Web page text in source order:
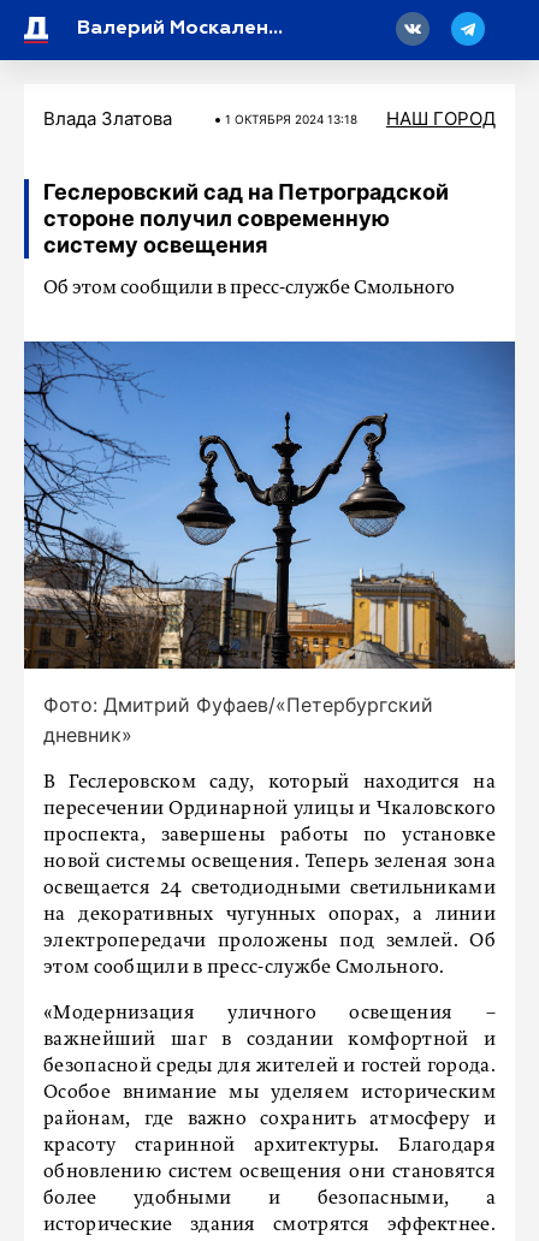
Валерий Москаленко обсудил с руководителем филиала фонда «Защитники Отечества» вопросы поддержки участников СВО
Влада Златова 1 ОКТЯБРЯ 2024 13:18 НАШ ГОРОД
Геслеровский сад на Петроградской
стороне получил современную
систему освещения
Об этом сообщили в пресс-службе Смольного
Фото: Дмитрий Фуфаев/«Петербургский
дневник»
В Геслеровском саду, который находится на
пересечении Ординарной улицы и Чкаловского
проспекта, завершены работы по установке
новой системы освещения. Теперь зеленая зона
освещается 24 светодиодными светильниками
на декоративных чугунных опорах, а линии
электропередачи проложены под землей. Об
этом сообщили в пресс-службе Смольного.
«Модернизация уличного освещения –
важнейший шаг в создании комфортной и
безопасной среды для жителей и гостей города.
Особое внимание мы уделяем историческим
районам, где важно сохранить атмосферу и
красоту старинной архитектуры. Благодаря
обновлению систем освещения они становятся
более удобными и безопасными, а
исторические здания смотрятся эффектнее.